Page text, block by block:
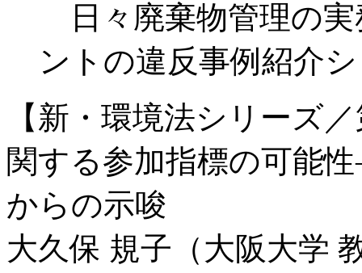
日々廃棄物管理の実
ントの違反事例紹介
【新・環境法シリーズ
関する参加指標の可能
からの示唆
大久保 規子（大阪大学